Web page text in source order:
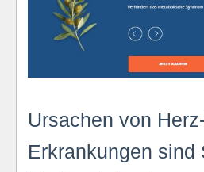
Ursachen von
Erkrankungen sind